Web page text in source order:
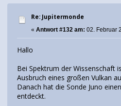
Re: Jupitermonde
« Antwort #132 am: 02. Februar
Hallo
Bei Spektrum der Wissenschaft
Ausbruch eines großen Vulkan
Danach hat die Sonde Juno
entdeckt.